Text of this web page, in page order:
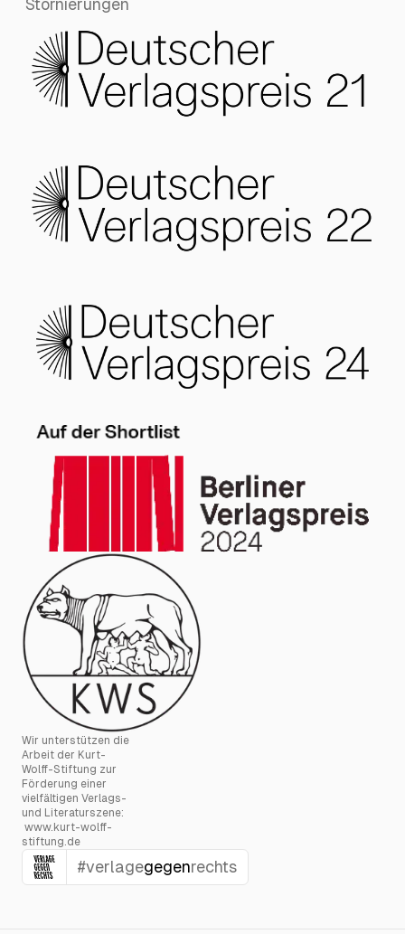
Stornierungen
Wir unterstützen die
Arbeit der Kurt-
Wolff-Stiftung zur
Förderung einer
vielfältigen Verlags-
und Literaturszene:
www.kurt-wolff-
stiftung.de
#verlagegegenrechts